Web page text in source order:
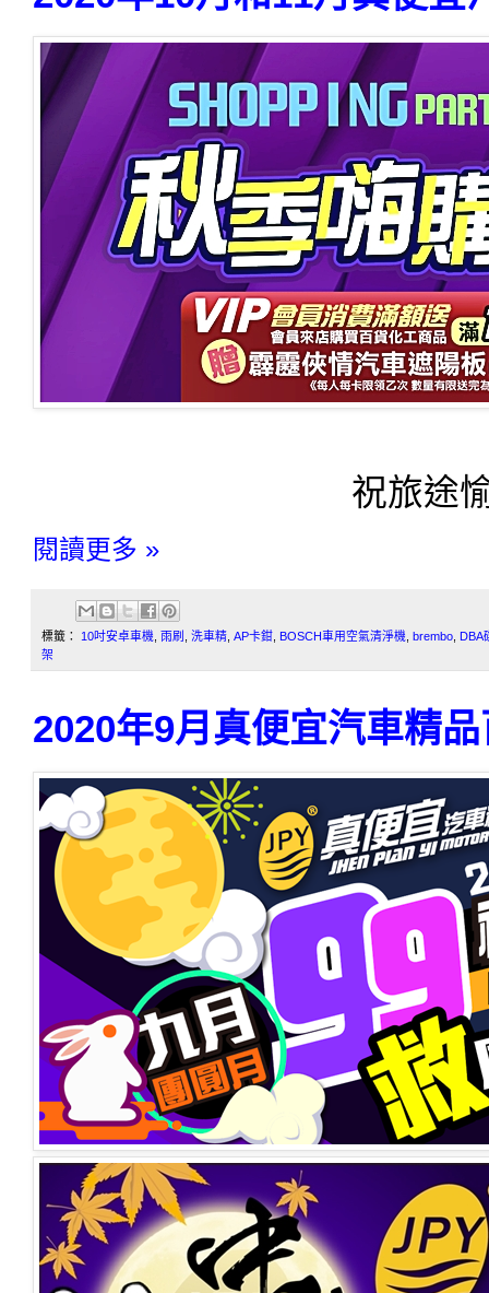
祝旅途
閱讀更多 »
標籤： 10吋安卓車機, 雨刷 , 洗車精, AP卡鉗, BOSCH車用空氣清淨機, brembo, DBA
架
2020年9月真便宜汽車精